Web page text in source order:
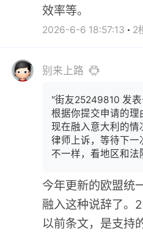
效率等。
2026-6-6 18:57:13 2
别来上路
"街友25249810 发
根据你提交申请的理
现在融入意大利的情
律师上诉，等待下一
不一样，看地区和法
今年更新的欧盟统
融入这种说辞了。
以前条文，是支持